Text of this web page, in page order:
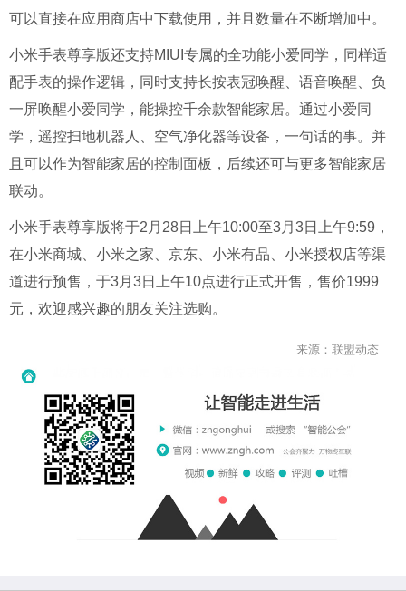
可以直接在应用商店中下载使用，并且数量在不断增加中。
小米手表尊享版还支持MIUI专属的全功能小爱同学，同样适
配手表的操作逻辑，同时支持长按表冠唤醒、语音唤醒、负
一屏唤醒小爱同学，能操控千余款智能家居。通过小爱同
学，遥控扫地机器人、空气净化器等设备，一句话的事。并
且可以作为智能家居的控制面板，后续还可与更多智能家居
联动。
小米手表尊享版将于2月28日上午10:00至3月3日上午9:59，
在小米商城、小米之家、京东、小米有品、小米授权店等渠
道进行预售，于3月3日上午10点进行正式开售，售价1999
元，欢迎感兴趣的朋友关注选购。
来源：联盟动态